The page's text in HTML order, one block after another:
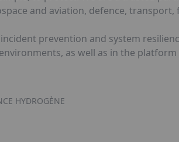
and aviation, defence,
prevention and system
as well as in the
HYDROGÈNE